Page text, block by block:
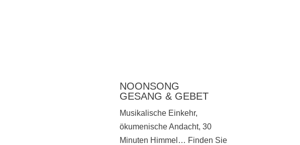
NOONSONG
GESANG & GEBET
Musikalische Einkehr,
ökumenische Andacht, 30
Minuten Himmel… Finden Sie